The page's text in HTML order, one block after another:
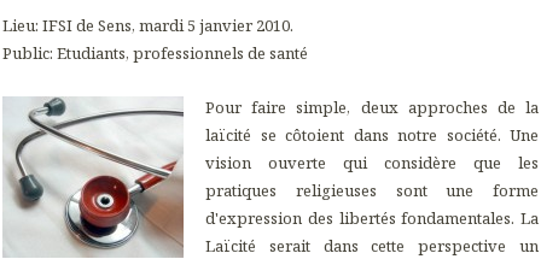
Lieu: IFSI de Sens, mardi 5 janvier 2010.
Public: Etudiants, professionnels de santé
Pour faire simple, deux approches de la
laïcité se côtoient dans notre société. Une
vision ouverte qui considère que les
pratiques religieuses sont une forme
d'expression des libertés fondamentales. La
Laïcité serait dans cette perspective un